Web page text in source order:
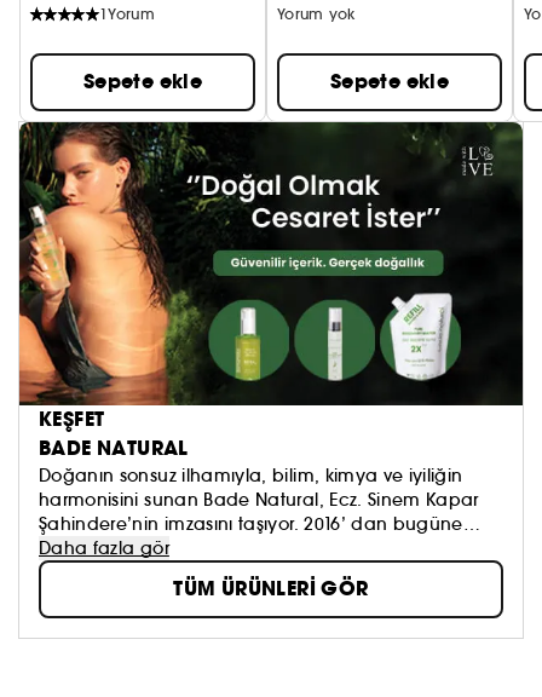
1Yorum
Sepete ekle
Yorum yok
Sepete ekle
KEŞFET
BADE NATURAL
Doğanın sonsuz ilhamıyla, bilim, kimya ve iyiliğin
harmonisini sunan Bade Natural, Ecz. Sinem Kapar
Şahindere’nin imzasını taşıyor. 2016’ dan bugüne
doğaya olan tutkusunu ile harmanladığı ürünlerle
bakım tutkunlarının yolculuklarına eşlik ediyor.
Daha fazla gör
TÜM ÜRÜNLERİ GÖR